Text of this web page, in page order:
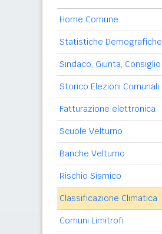
Home Comune
Statistiche Demografiche
Sindaco, Giunta, Consiglio
Storico Elezioni Comunali
Fatturazione elettronica
Scuole Velturno
Banche Velturno
Rischio Sismico
Classificazione Climatica
Comuni Limitrofi